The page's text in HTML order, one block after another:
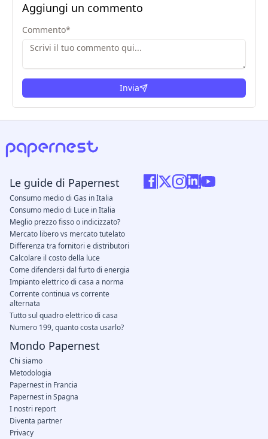
Aggiungi un commento
Commento*
Invia
Le guide di Papernest
Consumo medio di Gas in Italia
Consumo medio di Luce in Italia
Meglio prezzo fisso o indicizzato?
Mercato libero vs mercato tutelato
Differenza tra fornitori e distributori
Calcolare il costo della luce
Come difendersi dal furto di energia
Impianto elettrico di casa a norma
Corrente continua vs corrente
alternata
Tutto sul quadro elettrico di casa
Numero 199, quanto costa usarlo?
Mondo Papernest
Chi siamo
Metodologia
Papernest in Francia
Papernest in Spagna
I nostri report
Diventa partner
Privacy